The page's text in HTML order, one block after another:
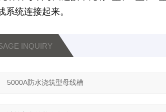
系统连接起来。
INQUIRY